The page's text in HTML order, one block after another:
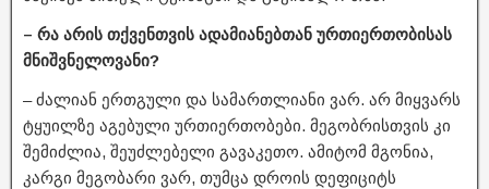
– რა არის თქვენთვის ადამიანებთან ურთიერთობისას
მნიშვნელოვანი?
– ძალიან ერთგული და სამართლიანი ვარ. არ მიყვარს
ტყუილზე აგებული ურთიერთობები. მეგობრისთვის კი
შემიძლია, შეუძლებელი გავაკეთო. ამიტომ მგონია,
კარგი მეგობარი ვარ, თუმცა დროის დეფიციტს